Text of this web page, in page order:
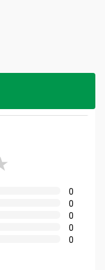
0
0
0
0
0